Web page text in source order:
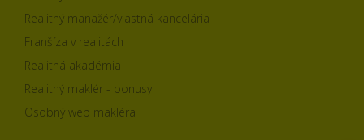
Realitný manažér/vlastná kancelária
Franšíza v realitách
Realitná akadémia
Realitný maklér - bonusy
Osobný web makléra